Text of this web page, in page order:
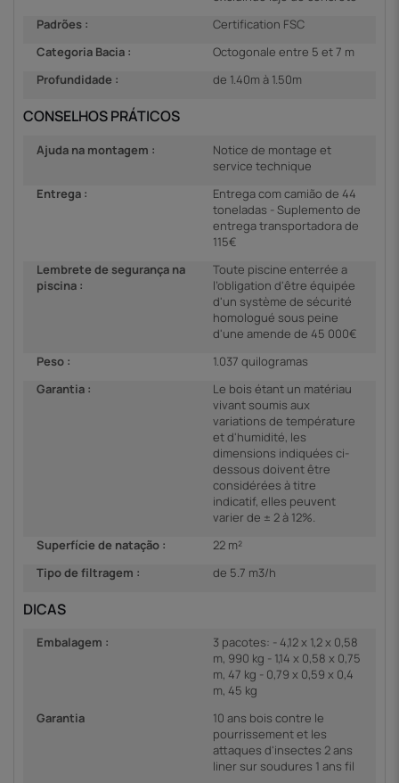
Padrões :
Certification FSC
Categoria Bacia :
Octogonale entre 5 et 7 m
Profundidade :
de 1.40m à 1.50m
CONSELHOS PRÁTICOS
Ajuda na montagem :
Notice de montage et
service technique
Entrega :
Entrega com camião de 44
toneladas - Suplemento de
entrega transportadora de
115€
Lembrete de segurança na
piscina :
Toute piscine enterrée a
l’obligation d'être équipée
d'un système de sécurité
homologué sous peine
d'une amende de 45 000€
Peso :
1.037 quilogramas
Garantia :
Le bois étant un matériau
vivant soumis aux
variations de température
et d'humidité, les
dimensions indiquées ci-
dessous doivent être
considérées à titre
indicatif, elles peuvent
varier de ± 2 à 12%.
Superfície de natação :
22 m²
Tipo de filtragem :
de 5.7 m3/h
DICAS
Embalagem :
3 pacotes: - 4,12 x 1,2 x 0,58
m, 990 kg - 1,14 x 0,58 x 0,75
m, 47 kg - 0,79 x 0,59 x 0,4
m, 45 kg
Garantia
10 ans bois contre le
pourrissement et les
attaques d'insectes 2 ans
liner sur soudures 1 ans fil